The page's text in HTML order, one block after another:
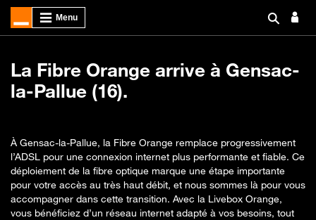
La Fibre Orange arrive à Gensac-
la-Pallue (16).
À Gensac-la-Pallue, la Fibre Orange remplace progressivement
l’ADSL pour une connexion internet plus performante et fiable. Ce
déploiement de la fibre optique marque une étape importante
pour votre accès au très haut débit, et nous sommes là pour vous
accompagner dans cette transition. Avec la Livebox Orange,
vous bénéficiez d’un réseau internet adapté à vos besoins, tout